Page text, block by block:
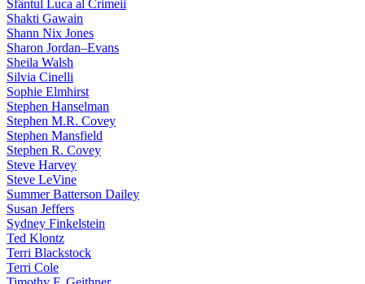
Sfântul Luca al Crimeii
Shakti Gawain
Shann Nix Jones
Sharon Jordan–Evans
Sheila Walsh
Silvia Cinelli
Sophie Elmhirst
Stephen Hanselman
Stephen M.R. Covey
Stephen Mansfield
Stephen R. Covey
Steve Harvey
Steve LeVine
Summer Batterson Dailey
Susan Jeffers
Sydney Finkelstein
Ted Klontz
Terri Blackstock
Terri Cole